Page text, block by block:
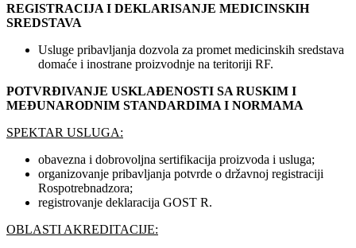
REGISTRACIJA I DEKLARISANJE MEDICINSKIH
SREDSTAVA
Usluge pribavljanja dozvola za promet medicinskih sredstava
domaće i inostrane proizvodnje na teritoriji RF.
POTVRĐIVANJE USKLAĐENOSTI SA RUSKIM I
MEĐUNARODNIM STANDARDIMA I NORMAMA
SPEKTAR USLUGA:
obavezna i dobrovoljna sertifikacija proizvoda i usluga;
organizovanje pribavljanja potvrde o državnoj registraciji
Rospotrebnadzora;
registrovanje deklaracija GOST R.
OBLASTI AKREDITACIJE: